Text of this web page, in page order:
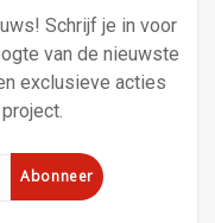
Schrijf je in voor
van de nieuwste
exclusieve acties
Abonneer